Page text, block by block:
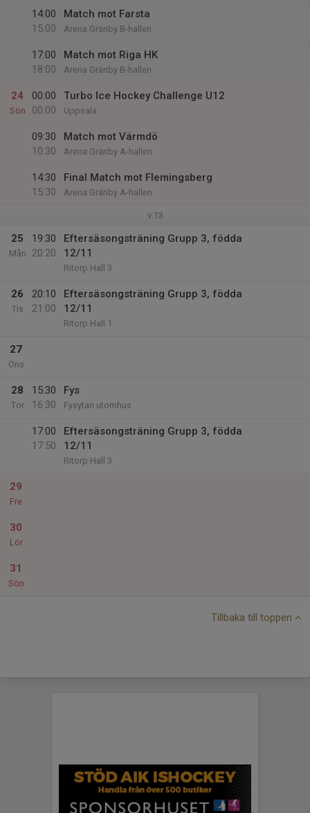
14:00
15:00
Match mot Farsta
Arena Gränby B-hallen
17:00
18:00
Match mot Riga HK
Arena Gränby B-hallen
24
Sön
00:00
00:00
Turbo Ice Hockey Challenge U12
Uppsala
09:30
10:30
Match mot Värmdö
Arena Gränby A-hallen
14:30
15:30
Final Match mot Flemingsberg
Arena Gränby A-hallen
v.13
25
Mån
19:30
20:20
Eftersäsongsträning Grupp 3, födda
12/11
Ritorp Hall 3
26
Tis
20:10
21:00
Eftersäsongsträning Grupp 3, födda
12/11
Ritorp Hall 1
27
Ons
28
Tor
15:30
16:30
Fys
Fysytan utomhus
17:00
17:50
Eftersäsongsträning Grupp 3, födda
12/11
Ritorp Hall 3
29
Fre
30
Lör
31
Sön
Tillbaka till toppen